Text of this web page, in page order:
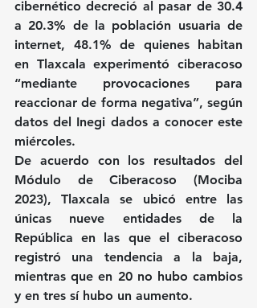
cibernético decreció al pasar de 30.4
a 20.3% de la población usuaria de
internet, 48.1% de quienes habitan
en Tlaxcala experimentó ciberacoso
“mediante provocaciones para
reaccionar de forma negativa”, según
datos del Inegi dados a conocer este
miércoles.
De acuerdo con los resultados del
Módulo de Ciberacoso (Mociba
2023), Tlaxcala se ubicó entre las
únicas nueve entidades de la
República en las que el ciberacoso
registró una tendencia a la baja,
mientras que en 20 no hubo cambios
y en tres sí hubo un aumento.